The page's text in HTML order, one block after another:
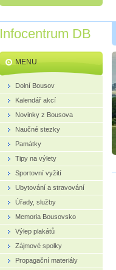
Infocentrum DB
MENU
Dolní Bousov
Kalendář akcí
Novinky z Bousova
Naučné stezky
Památky
Tipy na výlety
Sportovní vyžití
Ubytování a stravování
Úřady, služby
Memoria Bousovsko
Výlep plakátů
Zájmové spolky
Propagační materiály